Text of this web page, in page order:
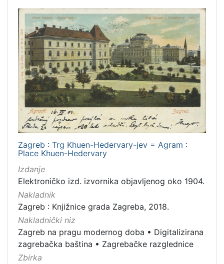
Zagreb : Trg Khuen-Hedervary-jev = Agram :
Place Khuen-Hedervary
Izdanje
Elektroničko izd. izvornika objavljenog oko 1904.
Nakladnik
Zagreb : Knjižnice grada Zagreba, 2018.
Nakladnički niz
Zagreb na pragu modernog doba • Digitalizirana
zagrebačka baština • Zagrebačke razglednice
Zbirka